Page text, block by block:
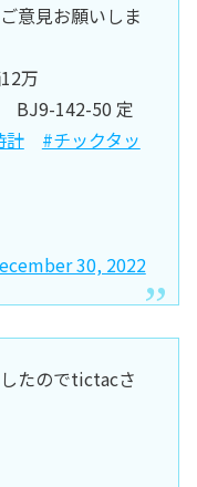
意見お願いしま
万
BJ9-142-50 定
計
#チックタッ
30, 2022
たのでtictacさ